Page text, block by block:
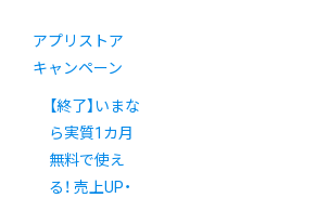
アプリストア
キャンペーン
【終了】いまな
ら実質1カ月
無料で使え
る！ 売上UP・